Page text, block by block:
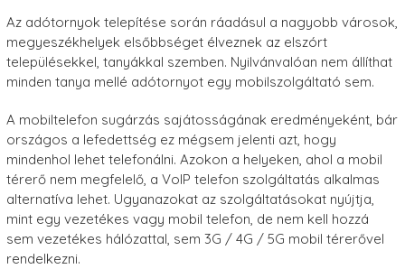
Az adótornyok telepítése során ráadásul a nagyobb városok,
megyeszékhelyek elsőbbséget élveznek az elszórt
településekkel, tanyákkal szemben. Nyilvánvalóan nem állíthat
minden tanya mellé adótornyot egy mobilszolgáltató sem.
A mobiltelefon sugárzás sajátosságának eredményeként, bár
országos a lefedettség ez mégsem jelenti azt, hogy
mindenhol lehet telefonálni. Azokon a helyeken, ahol a mobil
térerő nem megfelelő, a VoIP telefon szolgáltatás alkalmas
alternatíva lehet. Ugyanazokat az szolgáltatásokat nyújtja,
mint egy vezetékes vagy mobil telefon, de nem kell hozzá
sem vezetékes hálózattal, sem 3G / 4G / 5G mobil térerővel
rendelkezni.